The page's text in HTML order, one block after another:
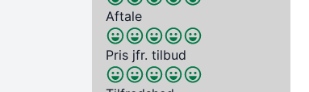
Aftale
Pris jfr. tilbud